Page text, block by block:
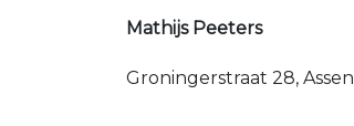
Mathijs Peeters
Groningerstraat 28, Assen